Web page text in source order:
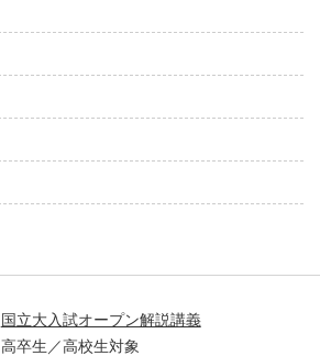
国立大入試オープン解説講義
高卒生／高校生対象